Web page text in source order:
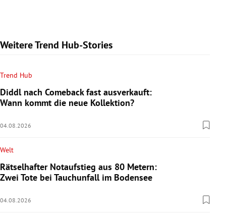
Weitere Trend Hub-Stories
Trend Hub
Diddl nach Comeback fast ausverkauft:
Wann kommt die neue Kollektion?
04.08.2026
Welt
Rätselhafter Notaufstieg aus 80 Metern:
Zwei Tote bei Tauchunfall im Bodensee
04.08.2026